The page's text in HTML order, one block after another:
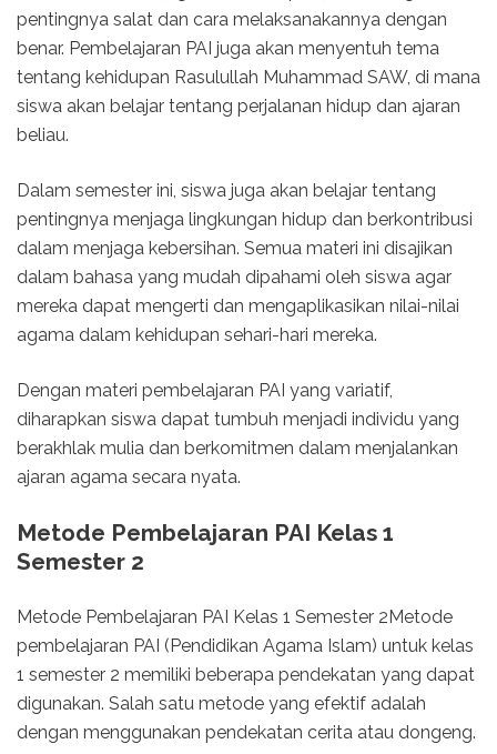
pentingnya salat dan cara melaksanakannya dengan
benar. Pembelajaran PAI juga akan menyentuh tema
tentang kehidupan Rasulullah Muhammad SAW, di mana
siswa akan belajar tentang perjalanan hidup dan ajaran
beliau.
Dalam semester ini, siswa juga akan belajar tentang
pentingnya menjaga lingkungan hidup dan berkontribusi
dalam menjaga kebersihan. Semua materi ini disajikan
dalam bahasa yang mudah dipahami oleh siswa agar
mereka dapat mengerti dan mengaplikasikan nilai-nilai
agama dalam kehidupan sehari-hari mereka.
Dengan materi pembelajaran PAI yang variatif,
diharapkan siswa dapat tumbuh menjadi individu yang
berakhlak mulia dan berkomitmen dalam menjalankan
ajaran agama secara nyata.
Metode Pembelajaran PAI Kelas 1
Semester 2
Metode Pembelajaran PAI Kelas 1 Semester 2Metode
pembelajaran PAI (Pendidikan Agama Islam) untuk kelas
1 semester 2 memiliki beberapa pendekatan yang dapat
digunakan. Salah satu metode yang efektif adalah
dengan menggunakan pendekatan cerita atau dongeng.